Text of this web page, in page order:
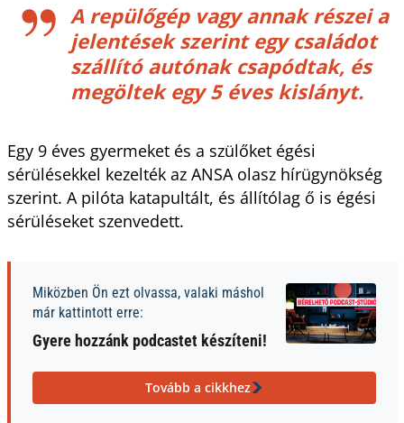
A repülőgép vagy annak részei a
jelentések szerint egy családot
szállító autónak csapódtak, és
megöltek egy 5 éves kislányt.
Egy 9 éves gyermeket és a szülőket égési
sérülésekkel kezelték az ANSA olasz hírügynökség
szerint. A pilóta katapultált, és állítólag ő is égési
sérüléseket szenvedett.
Miközben Ön ezt olvassa, valaki máshol
már kattintott erre:
Gyere hozzánk podcastet készíteni!
Tovább a cikkhez